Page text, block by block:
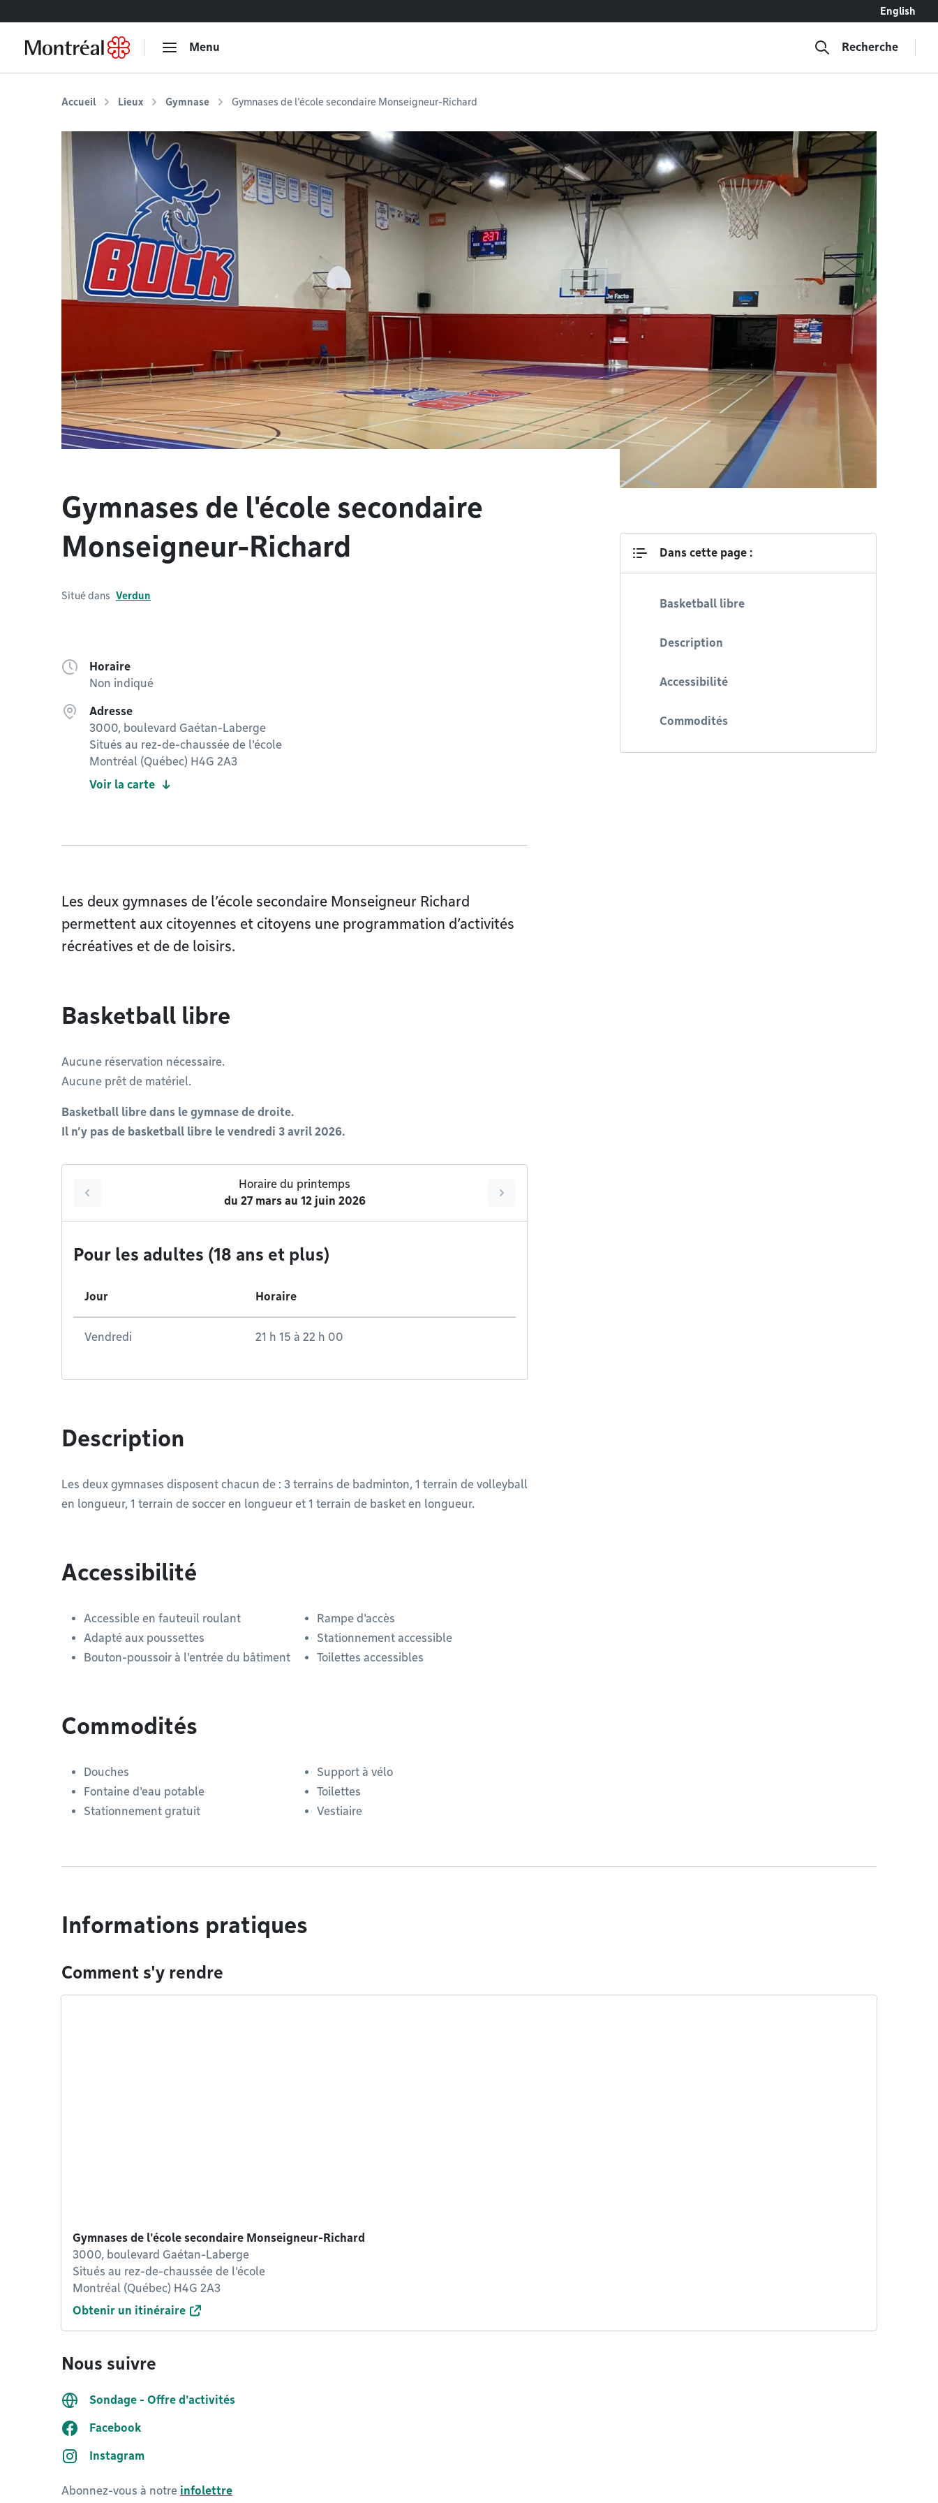
English
Menu Recherche
Accueil Lieux Gymnase Gymnases de l'école secondaire Monseigneur-Richard
Gymnases de l'école secondaire
Monseigneur-Richard
Situé dans Verdun
Horaire
Non indiqué
Adresse
3000, boulevard Gaétan-Laberge
Situés au rez-de-chaussée de l'école
Montréal (Québec) H4G 2A3
Voir la carte
Dans cette page :
Basketball libre
Description
Accessibilité
Commodités
Les deux gymnases de l’école secondaire Monseigneur Richard
permettent aux citoyennes et citoyens une programmation d’activités
récréatives et de de loisirs.
Basketball libre
Aucune réservation nécessaire.
Aucune prêt de matériel.
Basketball libre dans le gymnase de droite.
Il n’y pas de basketball libre le vendredi 3 avril 2026.
Horaire du printemps
du 27 marsau 12 juin 2026
Pour les adultes (18 ans et plus)
Jour Horaire
Vendredi 21 h 15 à 22 h 00
Description
Les deux gymnases disposent chacun de : 3 terrains de badminton, 1 terrain de volleyball
en longueur, 1 terrain de soccer en longueur et 1 terrain de basket en longueur.
Accessibilité
Accessible en fauteuil roulant
Adapté aux poussettes
Bouton-poussoir à l'entrée du bâtiment
Rampe d'accès
Stationnement accessible
Toilettes accessibles
Commodités
Douches
Fontaine d'eau potable
Stationnement gratuit
Support à vélo
Toilettes
Vestiaire
Informations pratiques
Comment s'y rendre
Gymnases de l'école secondaire Monseigneur-Richard
3000, boulevard Gaétan-Laberge
Situés au rez-de-chaussée de l'école
Montréal (Québec) H4G 2A3
Obtenir un itinéraire
Nous suivre
Sondage - Offre d'activités
Facebook
Instagram
Abonnez-vous à notre infolettre